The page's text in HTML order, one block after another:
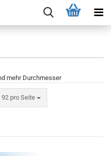
mehr Durchmesser
92 pro Seite